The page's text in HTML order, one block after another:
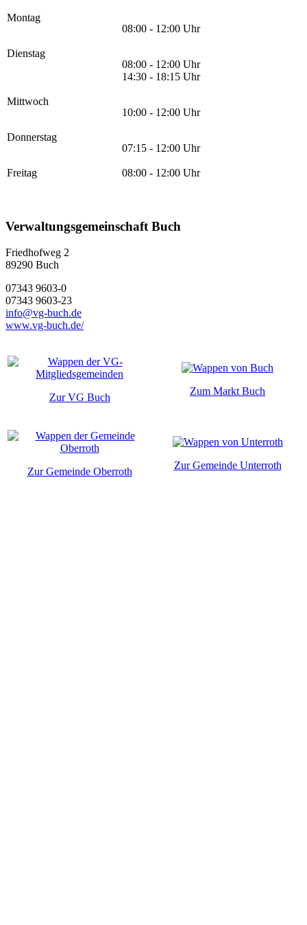
Montag
08:00 - 12:00 Uhr
Dienstag
08:00 - 12:00 Uhr
14:30 - 18:15 Uhr
Mittwoch
10:00 - 12:00 Uhr
Donnerstag
07:15 - 12:00 Uhr
Freitag 08:00 - 12:00 Uhr
Verwaltungsgemeinschaft Buch
Friedhofweg 2
89290 Buch
07343 9603-0
07343 9603-23
info@vg-buch.de
www.vg-buch.de/
Zur VG Buch
Zum Markt Buch
Zur Gemeinde Oberroth
Zur Gemeinde Unterroth